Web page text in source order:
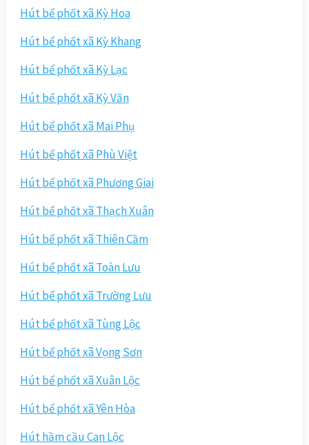
Hút bể phốt xã Kỳ Hoa
Hút bể phốt xã Kỳ Khang
Hút bể phốt xã Kỳ Lạc
Hút bể phốt xã Kỳ Văn
Hút bể phốt xã Mai Phụ
Hút bể phốt xã Phù Việt
Hút bể phốt xã Phương Giai
Hút bể phốt xã Thạch Xuân
Hút bể phốt xã Thiên Cầm
Hút bể phốt xã Toàn Lưu
Hút bể phốt xã Trường Lưu
Hút bể phốt xã Tùng Lộc
Hút bể phốt xã Vọng Sơn
Hút bể phốt xã Xuân Lộc
Hút bể phốt xã Yên Hòa
Hút hầm cầu Can Lộc